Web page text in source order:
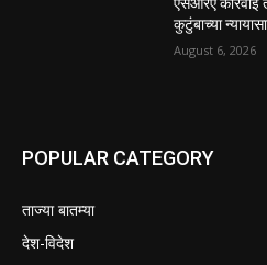
कुटुंबाच्या
August 6, 2026
POPULAR CATEGORY
ताज्या बातम्या
देश-विदेश